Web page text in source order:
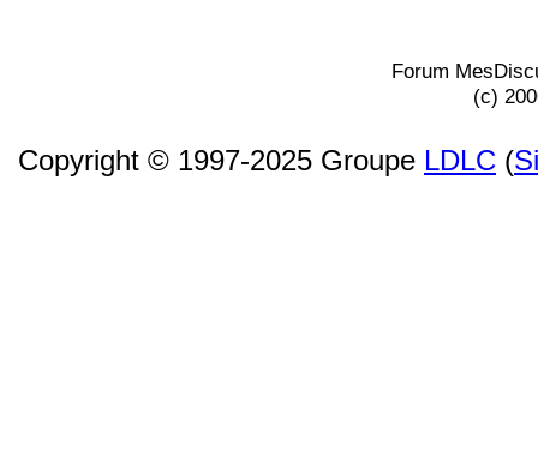
Forum
(c)
Copyright © 1997-2025 Groupe LDLC (